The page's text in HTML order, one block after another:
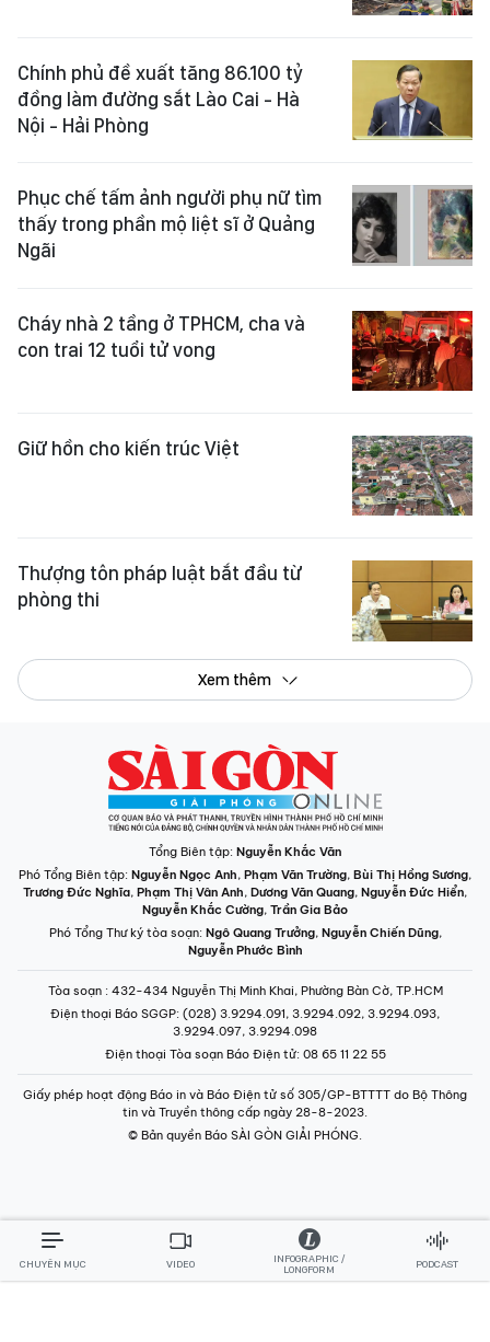
Chính phủ đề xuất tăng 86.100 tỷ
đồng làm đường sắt Lào Cai - Hà
Nội - Hải Phòng
Phục chế tấm ảnh người phụ nữ tìm
thấy trong phần mộ liệt sĩ ở Quảng
Ngãi
Cháy nhà 2 tầng ở TPHCM, cha và
con trai 12 tuổi tử vong
Giữ hồn cho kiến trúc Việt
Thượng tôn pháp luật bắt đầu từ
phòng thi
Xem thêm
Tổng Biên tập: Nguyễn Khắc Văn
Phó Tổng Biên tập: Nguyễn Ngọc Anh, Phạm Văn Trường, Bùi Thị Hồng Sương,
Trương Đức Nghĩa, Phạm Thị Vân Anh, Dương Văn Quang, Nguyễn Đức Hiển,
Nguyễn Khắc Cường, Trần Gia Bảo
Phó Tổng Thư ký tòa soạn: Ngô Quang Trưởng, Nguyễn Chiến Dũng,
Nguyễn Phước Bình
Tòa soạn : 432-434 Nguyễn Thị Minh Khai, Phường Bàn Cờ, TP.HCM
Điện thoại Báo SGGP: (028) 3.9294.091, 3.9294.092, 3.9294.093,
3.9294.097, 3.9294.098
Điện thoại Tòa soạn Báo Điện tử: 08 65 11 22 55
Giấy phép hoạt động Báo in và Báo Điện tử số 305/GP-BTTTT do Bộ Thông
tin và Truyền thông cấp ngày 28-8-2023.
© Bản quyền Báo SÀI GÒN GIẢI PHÓNG.
CHUYÊN MỤC VIDEO
INFOGRAPHIC /
LONGFORM
PODCAST